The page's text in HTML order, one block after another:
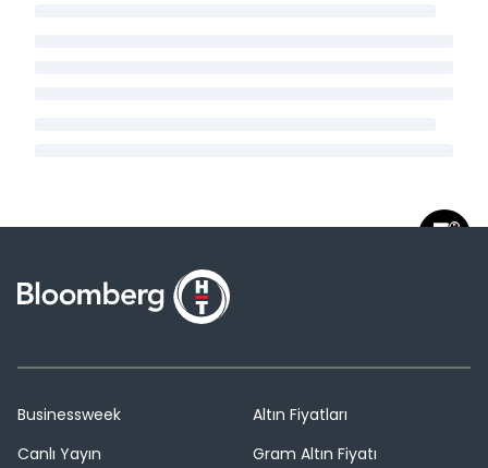
Businessweek
Canlı Yayın
Altın Fiyatları
Gram Altın Fiyatı